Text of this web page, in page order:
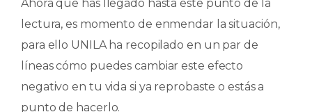
Ahora que has llegado hasta este punto de la
lectura, es momento de enmendar la situación,
para ello UNILA ha recopilado en un par de
líneas cómo puedes cambiar este efecto
negativo en tu vida si ya reprobaste o estás a
punto de hacerlo.